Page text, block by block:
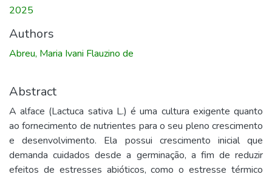
2025
Authors
Abreu, Maria Ivani Flauzino de
Abstract
A alface (Lactuca sativa L.) é uma cultura exigente quanto
ao fornecimento de nutrientes para o seu pleno crescimento
e desenvolvimento. Ela possui crescimento inicial que
demanda cuidados desde a germinação, a fim de reduzir
efeitos de estresses abióticos, como o estresse térmico